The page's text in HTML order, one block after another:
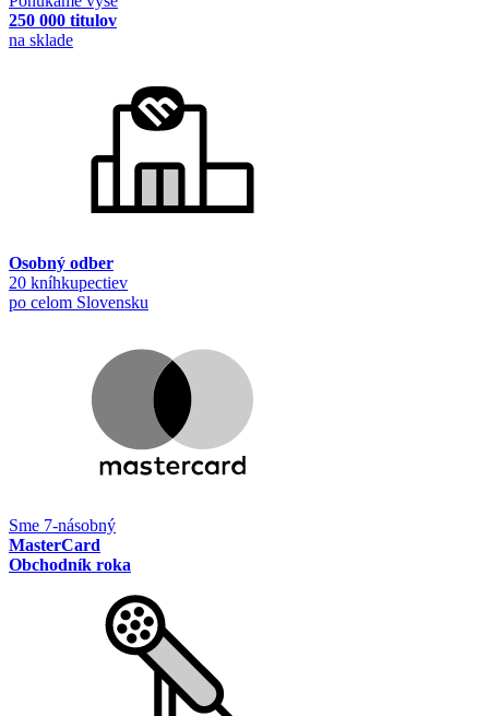
250 000 titulov
na sklade
Osobný odber
20 kníhkupectiev
po celom Slovensku
Sme 7-násobný
MasterCard
Obchodník roka